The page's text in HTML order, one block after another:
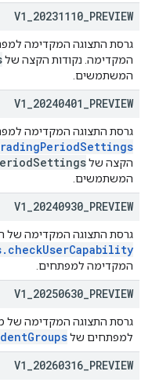
V1 20231110 PREVIEW
גרסת התצוגה המקדימה
המקדימה. נקודות הקצה של
המשתמשים.
V1 20240401 PREVIEW
גרסת התצוגה המקדימה
הקצה שלSettings
המשתמשים.
V1 20240930 PREVIEW
גרסת התצוגה המקדימה של
המקדימה למפתחים.
V1 20250630 PREVIEW
גרסת התצוגה המקדימה של
למפתחים של
V1 20260316 PREVIEW